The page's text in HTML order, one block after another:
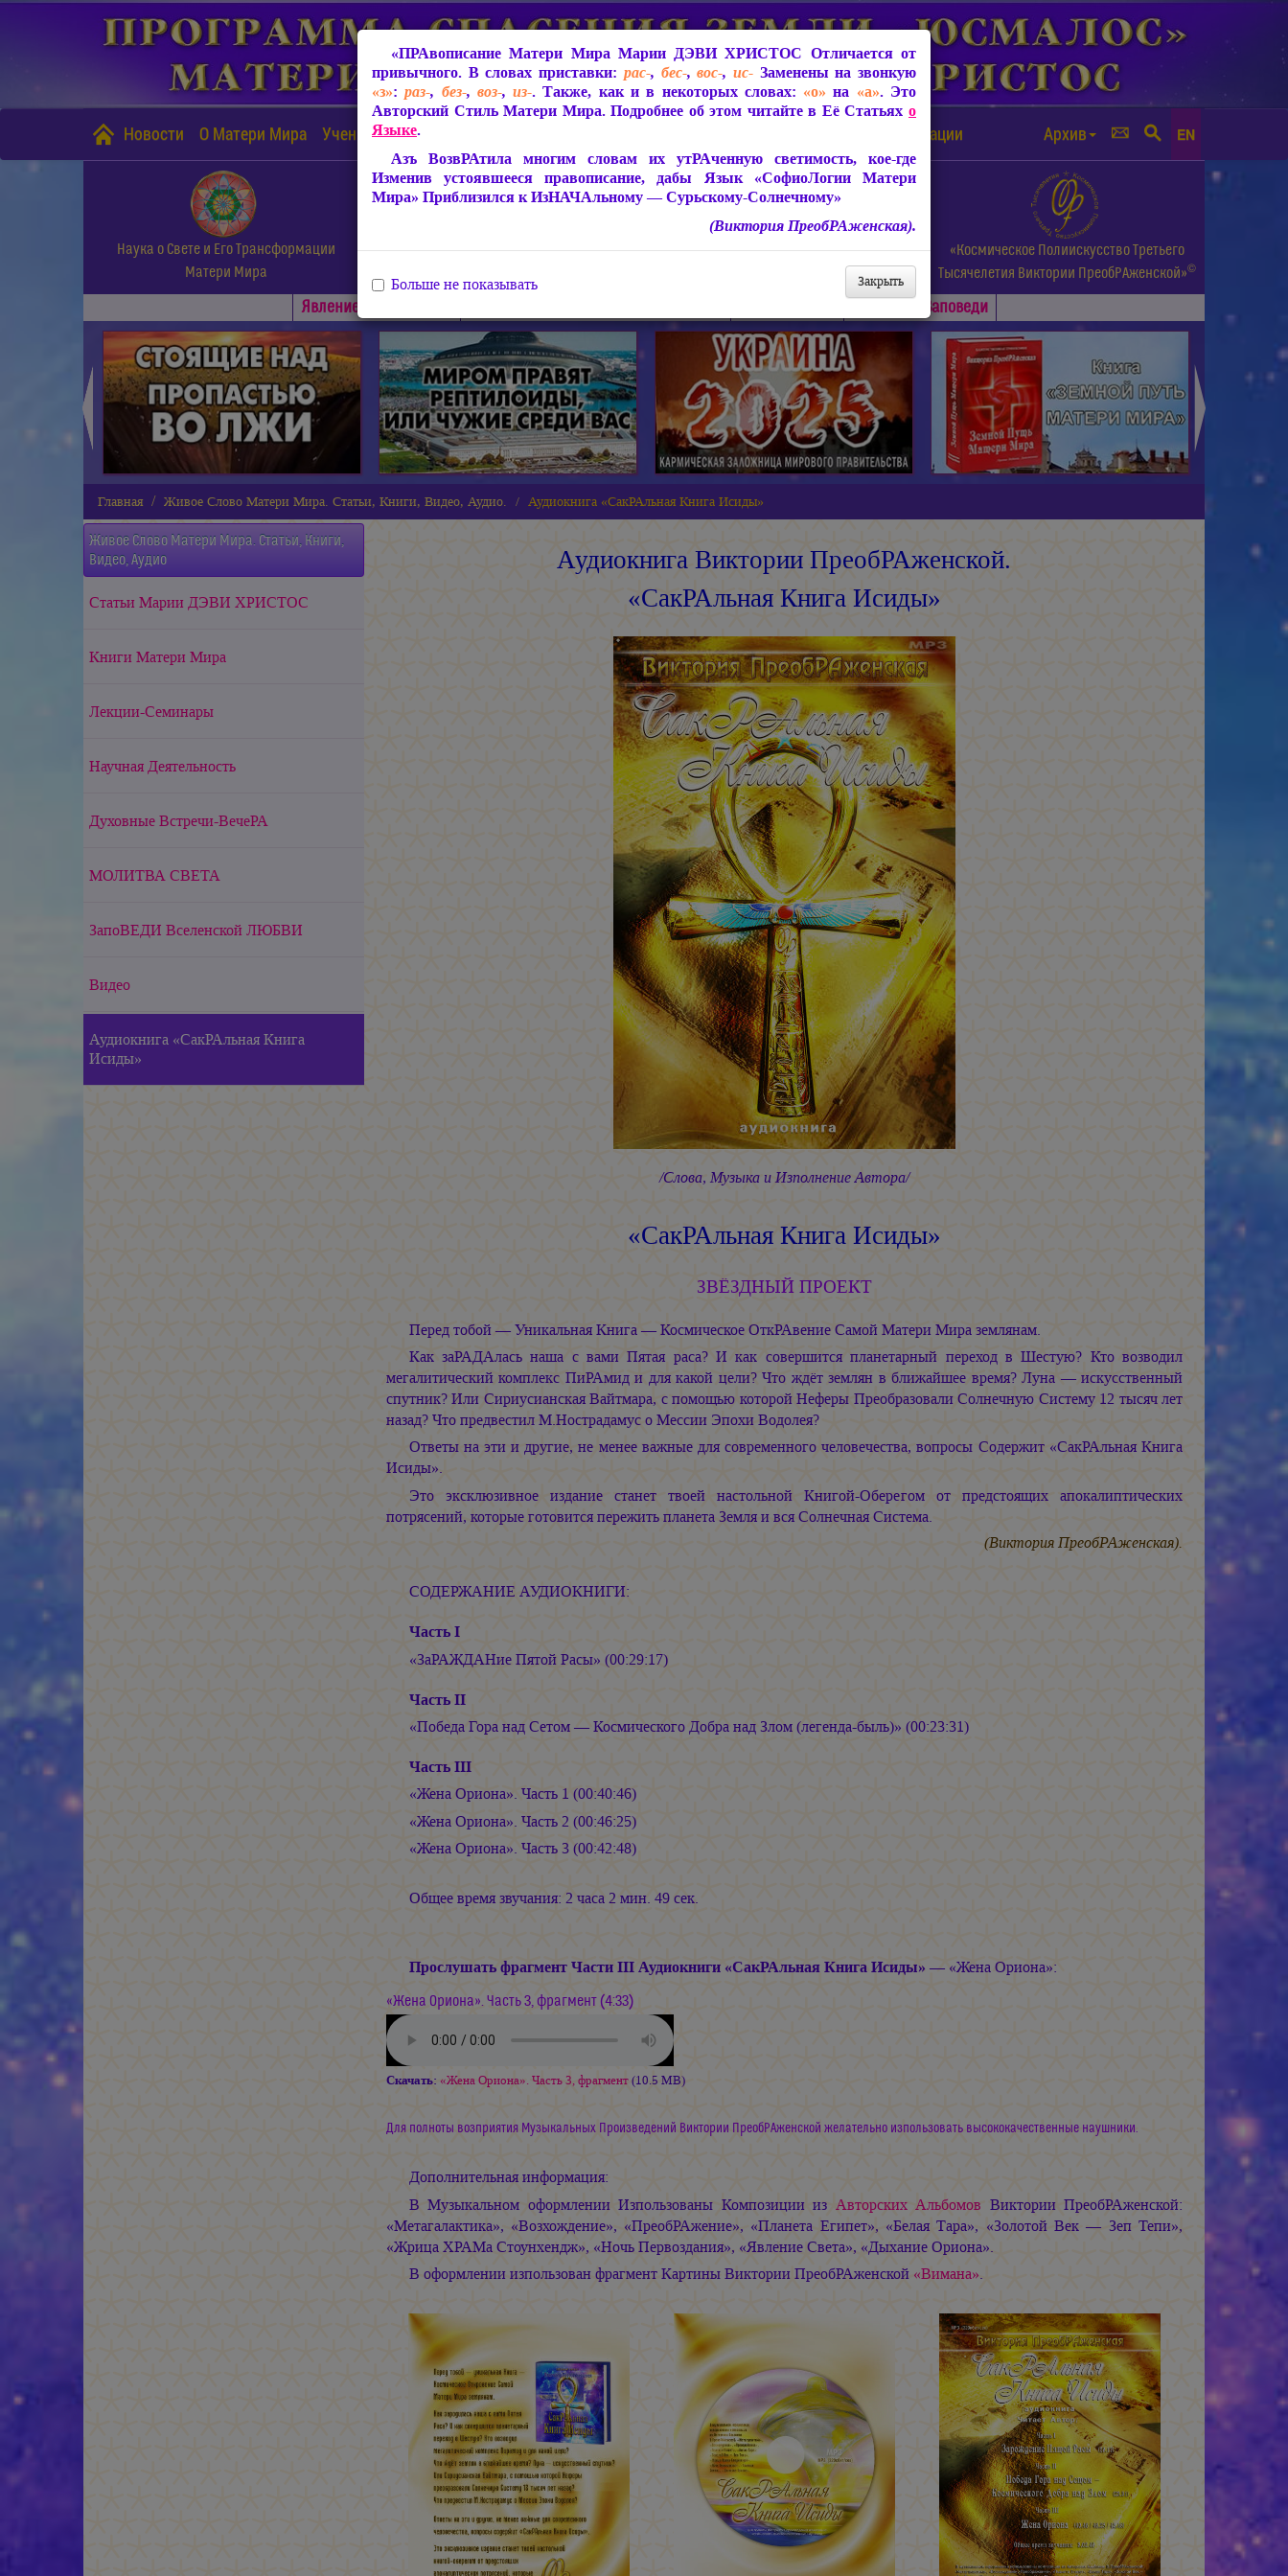
Новости О Матери Мира Учение Матери Мира Защита от чипизации Архив EN
Наука о Свете и Его Трансформации
Матери Мира
СофиоЛогия Матери Мира
Живое Слово Матери Мира.
Статьи, Книги, Видео, Аудио и др.
«Космическое Полиискусство Третьего
Тысячелетия Виктории ПреобРАженской»©
Явлениe Матери Мира Заповеди
◄ ►
Главная Живое Слово Матери Мира. Статьи, Книги, Видео, Аудио. Аудиокнига «СакРАльная Книга Исиды»
Живое Слово Матери Мира. Статьи, Книги,
Видео, Аудио
Статьи Марии ДЭВИ ХРИСТОС
Книги Матери Мира
Лекции-Семинары
Научная Деятельность
Духовные Встречи-ВечеРА
МОЛИТВА СВЕТА
ЗапоВЕДИ Вселенской ЛЮБВИ
Видео
Аудиокнига «СакРАльная Книга
Исиды»
Аудиокнига Виктории ПреобРАженской.
«СакРАльная Книга Исиды»
/Слова, Музыка и Изполнение Автора/
«СакРАльная Книга Исиды»
ЗВЁЗДНЫЙ ПРОЕКТ
Перед тобой — Уникальная Книга — Космическое ОткРАвение Самой Матери Мира землянам.
Как заРАДАлась наша с вами Пятая раса? И как совершится планетарный переход в Шестую? Кто возводил
мегалитический комплекс ПиРАмид и для какой цели? Что ждёт землян в ближайшее время? Луна — искусственный
спутник? Или Сириусианская Вайтмара, с помощью которой Неферы Преобразовали Солнечную Систему 12 тысяч лет
назад? Что предвестил М.Нострадамус о Мессии Эпохи Водолея?
Ответы на эти и другие, не менее важные для современного человечества, вопросы Содержит «СакРАльная Книга
Исиды».
Это эксклюзивное издание станет твоей настольной Книгой-Оберегом от предстоящих апокалиптических
потрясений, которые готовится пережить планета Земля и вся Солнечная Система.
(Виктория ПреобРАженская).
СОДЕРЖАНИЕ АУДИОКНИГИ:
Часть I
«ЗаРАЖДАНие Пятой Расы» (00:29:17)
Часть II
«Победа Гора над Сетом — Космического Добра над Злом (легенда-быль)» (00:23:31)
Часть III
«Жена Ориона». Часть 1 (00:40:46)
«Жена Ориона». Часть 2 (00:46:25)
«Жена Ориона». Часть 3 (00:42:48)
Общее время звучания: 2 часа 2 мин. 49 сек.
Прослушать фрагмент Части III Аудиокниги «СакРАльная Книга Исиды» — «Жена Ориона»:
«Жена Ориона». Часть 3, фрагмент (4:33)
Скачать: «Жена Ориона». Часть 3, фрагмент(10.5 MB)
Для полноты возприятия Музыкальных Произведений Виктории ПреобРАженской желательно изпользовать высококачественные наушники.
Дополнительная информация:
В Музыкальном оформлении Изпользованы Композиции из Авторских Альбомов Виктории ПреобРАженской:
«Метагалактика», «Возхождение», «ПреобРАжение», «Планета Египет», «Белая Тара», «Золотой Век — Зеп Тепи»,
«Жрица ХРАМа Стоунхендж», «Ночь Первоздания», «Явление Света», «Дыхание Ориона».
В оформлении изпользован фрагмент Картины Виктории ПреобРАженской «Вимана».
«ПРАвописание Матери Мира Марии ДЭВИ ХРИСТОС Отличается от
привычного. В словах приставки: рас-, бес-,вос-, ис-Заменены на звонкую
«з»:раз-, без-, воз-,из-. Также, как и в некоторых словах: «о» на «а». Это
Авторский Стиль Матери Мира. Подробнее об этом читайте в Её Статьях о
Языке.
Азъ ВозвРАтила многим словам их утРАченную светимость, кое-где
Изменив устоявшееся правописание, дабы Язык «СофиоЛогии Матери
Мира» Приблизился к ИзНАЧАльному — Сурьскому-Солнечному»
(Виктория ПреобРАженская).
Закрыть
Больше не показывать